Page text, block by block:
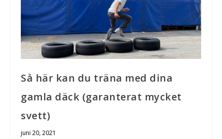
Så här kan du träna med dina
gamla däck (garanterat mycket
svett)
juni 20, 2021